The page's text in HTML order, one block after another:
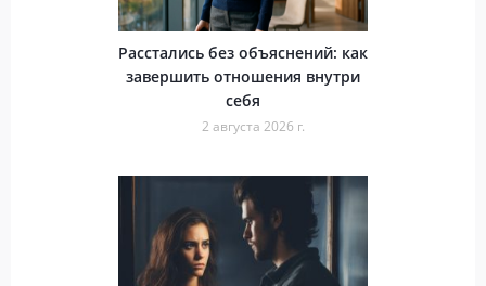
Расстались без объяснений: как
завершить отношения внутри
себя
2 августа 2026 г.